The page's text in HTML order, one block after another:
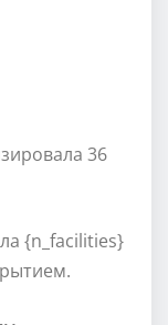
36
{n_facilities}